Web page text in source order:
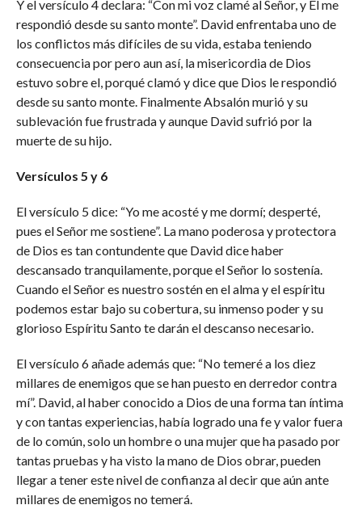
Y el versículo 4 declara: “Con mi voz clamé al Señor, y Él me
respondió desde su santo monte”. David enfrentaba uno de
los conflictos más difíciles de su vida, estaba teniendo
consecuencia por pero aun así, la misericordia de Dios
estuvo sobre el, porqué clamó y dice que Dios le respondió
desde su santo monte. Finalmente Absalón murió y su
sublevación fue frustrada y aunque David sufrió por la
muerte de su hijo.
Versículos 5 y 6
El versículo 5 dice: “Yo me acosté y me dormí; desperté,
pues el Señor me sostiene”. La mano poderosa y protectora
de Dios es tan contundente que David dice haber
descansado tranquilamente, porque el Señor lo sostenía.
Cuando el Señor es nuestro sostén en el alma y el espíritu
podemos estar bajo su cobertura, su inmenso poder y su
glorioso Espíritu Santo te darán el descanso necesario.
El versículo 6 añade además que: “No temeré a los diez
millares de enemigos que se han puesto en derredor contra
mí”. David, al haber conocido a Dios de una forma tan íntima
y con tantas experiencias, había logrado una fe y valor fuera
de lo común, solo un hombre o una mujer que ha pasado por
tantas pruebas y ha visto la mano de Dios obrar, pueden
llegar a tener este nivel de confianza al decir que aún ante
millares de enemigos no temerá.